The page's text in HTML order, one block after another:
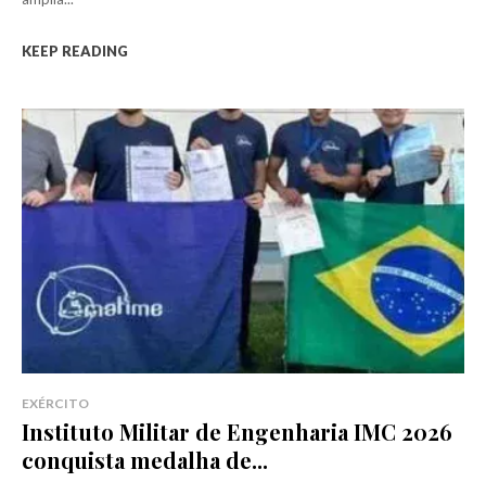
KEEP READING
EXÉRCITO
Instituto Militar de Engenharia IMC 2026
conquista medalha de...